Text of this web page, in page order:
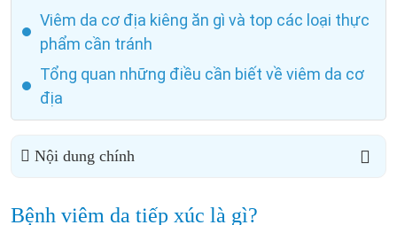
Viêm da cơ địa kiêng ăn gì và top các loại thực
phẩm cần tránh
Tổng quan những điều cần biết về viêm da cơ
địa
Nội dung chính
Bệnh viêm da tiếp xúc là gì?